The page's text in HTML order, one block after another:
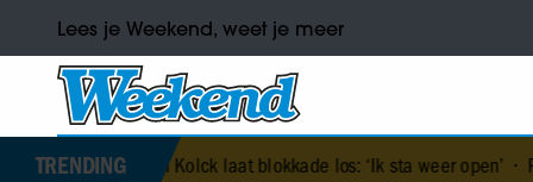
Lees je Weekend, weet je meer
TRENDING
Kolck laat blokkade los: ‘Ik sta weer open’•Ronaldo’s